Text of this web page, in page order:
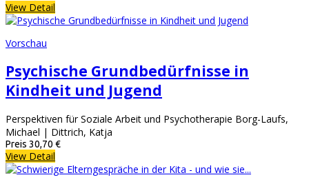
View Detail
Vorschau
Psychische Grundbedürfnisse in
Kindheit und Jugend
Perspektiven für Soziale Arbeit und Psychotherapie Borg-Laufs,
Michael | Dittrich, Katja
Preis 30,70 €
View Detail